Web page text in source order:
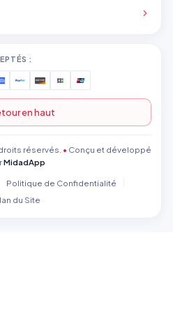
:
en haut
réservés. • Conçu et développé
MidadApp
Politique de Confidentialité
du Site